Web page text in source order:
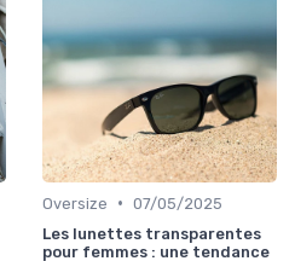
Oversize • 07/05/2025
Les lunettes transparentes
pour femmes : une tendance